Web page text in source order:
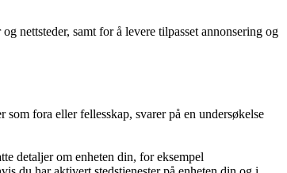
nettsteder, samt for å levere tilpasset annonsering og
fora eller fellesskap, svarer på en undersøkelse
detaljer om enheten din, for eksempel